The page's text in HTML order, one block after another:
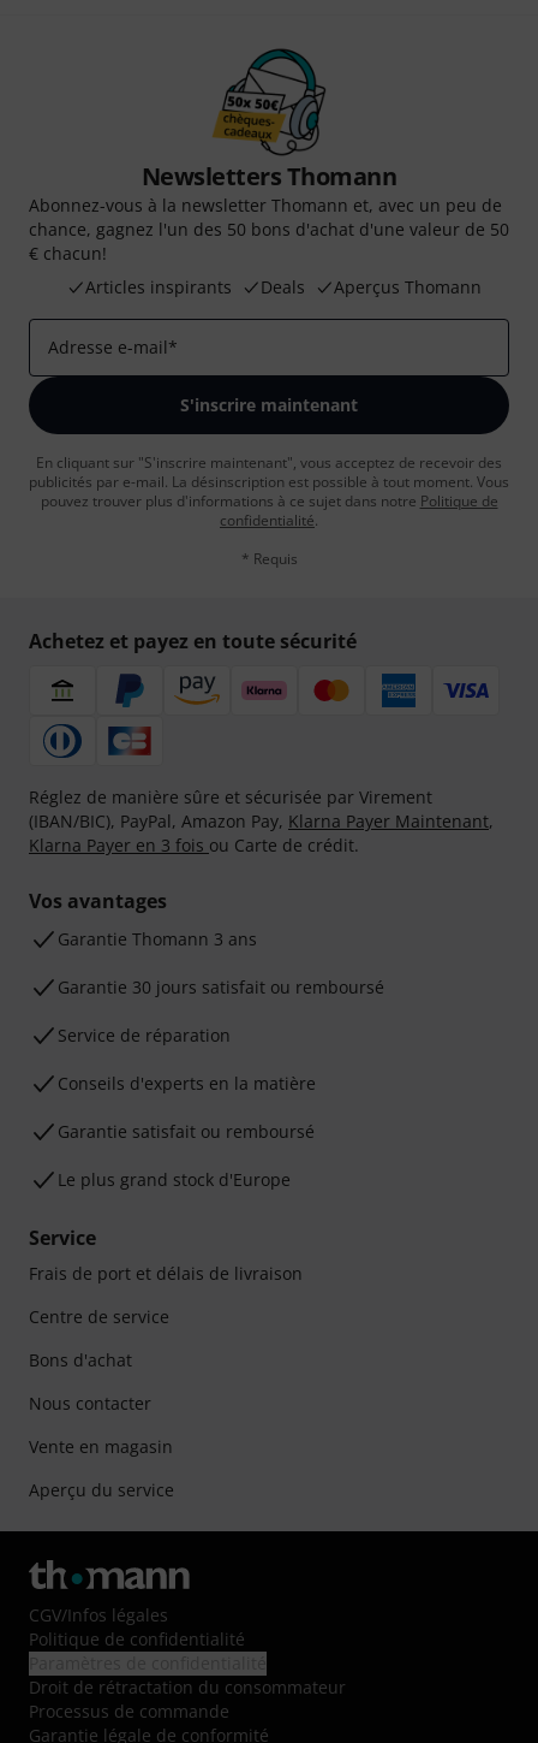
Newsletters Thomann
Abonnez-vous à la newsletter Thomann et, avec un peu de
chance, gagnez l'un des 50 bons d'achat d'une valeur de 50
€ chacun!
Articles inspirants
Deals Aperçus Thomann
Adresse e-mail*
S'inscrire maintenant
En cliquant sur "S'inscrire maintenant", vous acceptez de recevoir des
publicités par e-mail. La désinscription est possible à tout moment. Vous
pouvez trouver plus d'informations à ce sujet dans notre Politique de
confidentialité.
* Requis
Achetez et payez en toute sécurité
Réglez de manière sûre et sécurisée par Virement
(IBAN/BIC), PayPal, Amazon Pay, Klarna Payer Maintenant,
Klarna Payer en 3 fois ou Carte de crédit.
Vos avantages
Ga­ran­tie Thomann 3 ans
Garantie 30 jours satisfait ou remboursé
Service de réparation
Conseils d'experts en la matière
Garantie satisfait ou remboursé
Le plus grand stock d'Europe
Service
Frais de port et délais de livraison
Centre de service
Bons d'achat
Nous contacter
Vente en magasin
Aperçu du service
CGV/Infos légales
Politique de confidentialité
Droit de rétractation du consommateur
Processus de commande
Garantie légale de conformité